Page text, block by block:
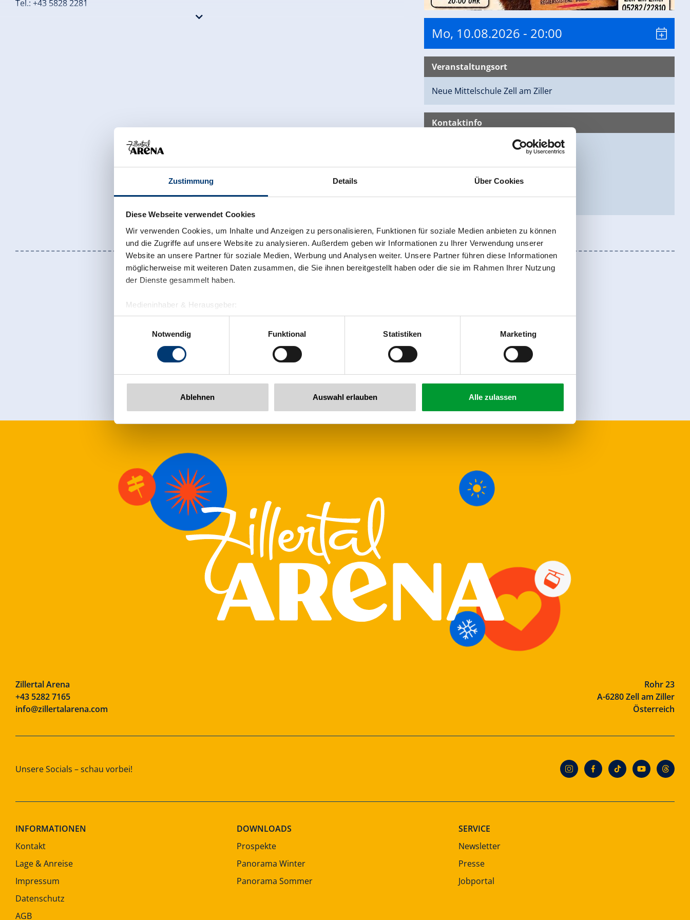
Zustimmung Details Über Cookies
Diese Webseite verwendet Cookies
Wir verwenden Cookies, um Inhalte und Anzeigen zu personalisieren, Funktionen für soziale Medien anbieten zu können
und die Zugriffe auf unsere Website zu analysieren. Außerdem geben wir Informationen zu Ihrer Verwendung unserer
Website an unsere Partner für soziale Medien, Werbung und Analysen weiter. Unsere Partner führen diese Informationen
möglicherweise mit weiteren Daten zusammen, die Sie ihnen bereitgestellt haben oder die sie im Rahmen Ihrer Nutzung
der Dienste gesammelt haben.
Medieninhaber & Herausgeber:
Zeller Bergbahnen Zillertal GmbH & Co KG
Rohr 23// A-6280 Zell am Ziller
www.zillertalarena.com
Notwendig
Funktional Statistiken Marketing
Ablehnen Auswahl erlauben Alle zulassen
Tel.: +43 5828 2281
Mo, 10.08.2026 - 20:00
Veranstaltungsort
Neue MittelschuleZell am Ziller
Kontaktinfo
Theaterverein Zell am Ziller
Zurück zur Übersicht
Jetzt für den newsletter anmelden! Anmelden
Zillertal Arena
+43 5282 7165
info@zillertalarena.com
Rohr 23
A-6280 Zell am Ziller
Österreich
Unsere Socials – schau vorbei!
INFORMATIONEN
Kontakt
Lage & Anreise
Impressum
Datenschutz
AGB
DOWNLOADS
Prospekte
Panorama Winter
Panorama Sommer
SERVICE
Newsletter
Presse
Jobportal